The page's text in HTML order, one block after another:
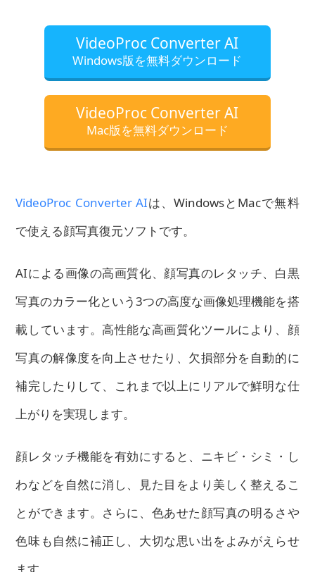
VideoProc Converter AI
Windows版を無料ダウンロード
VideoProc Converter AI
Mac版を無料ダウンロード
VideoProc Converter AIは、WindowsとMacで無料
で使える顔写真復元ソフトです。
AIによる画像の高画質化、顔写真のレタッチ、白黒
写真のカラー化という3つの高度な画像処理機能を搭
載しています。高性能な高画質化ツールにより、顔
写真の解像度を向上させたり、欠損部分を自動的に
補完したりして、これまで以上にリアルで鮮明な仕
上がりを実現します。
顔レタッチ機能を有効にすると、ニキビ・シミ・し
わなどを自然に消し、見た目をより美しく整えるこ
とができます。さらに、色あせた顔写真の明るさや
色味も自然に補正し、大切な思い出をよみがえらせ
ます。